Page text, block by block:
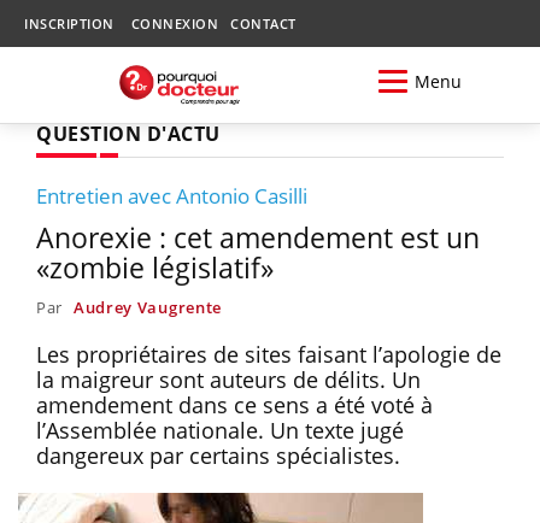
INSCRIPTION CONNEXION CONTACT
Menu
QUESTION D'ACTU
Entretien avec Antonio Casilli
Anorexie : cet amendement est un
«zombie législatif»
Par Audrey Vaugrente
Les propriétaires de sites faisant l’apologie de
la maigreur sont auteurs de délits. Un
amendement dans ce sens a été voté à
l’Assemblée nationale. Un texte jugé
dangereux par certains spécialistes.